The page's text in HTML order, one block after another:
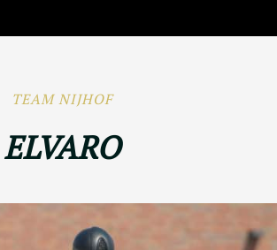
TEAM NIJHOF
ELVARO